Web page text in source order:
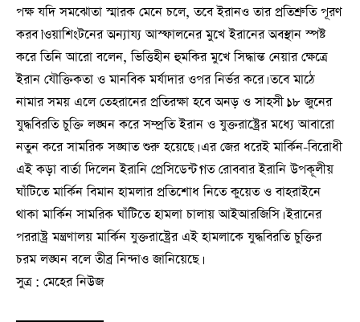
পক্ষ যদি সমঝোতা স্মারক মেনে চলে, তবে ইরানও তার প্রতিশ্রুতি পূরণ
করব।’ওয়াশিংটনের অন্যায্য আস্ফালনের মুখে ইরানের অবস্থান স্পষ্ট
করে তিনি আরো বলেন, ভিত্তিহীন হুমকির মুখে সিদ্ধান্ত নেয়ার ক্ষেত্রে
ইরান যৌক্তিকতা ও মানবিক মর্যাদার ওপর নির্ভর করে। তবে মাঠে
নামার সময় এলে তেহরানের প্রতিরক্ষা হবে অনড় ও সাহসী।১৮ জুনের
যুদ্ধবিরতি চুক্তি লঙ্ঘন করে সম্প্রতি ইরান ও যুক্তরাষ্ট্রের মধ্যে আবারো
নতুন করে সামরিক সঙ্ঘাত শুরু হয়েছে। এর জের ধরেই মার্কিন-বিরোধী
এই কড়া বার্তা দিলেন ইরানি প্রেসিডেন্ট।গত রোববার ইরানি উপকূলীয়
ঘাঁটিতে মার্কিন বিমান হামলার প্রতিশোধ নিতে কুয়েত ও বাহরাইনে
থাকা মার্কিন সামরিক ঘাঁটিতে হামলা চালায় আইআরজিসি। ইরানের
পররাষ্ট্র মন্ত্রণালয় মার্কিন যুক্তরাষ্ট্রের এই হামলাকে যুদ্ধবিরতি চুক্তির
চরম লঙ্ঘন বলে তীব্র নিন্দাও জানিয়েছে।
সুত্র : মেহের নিউজ